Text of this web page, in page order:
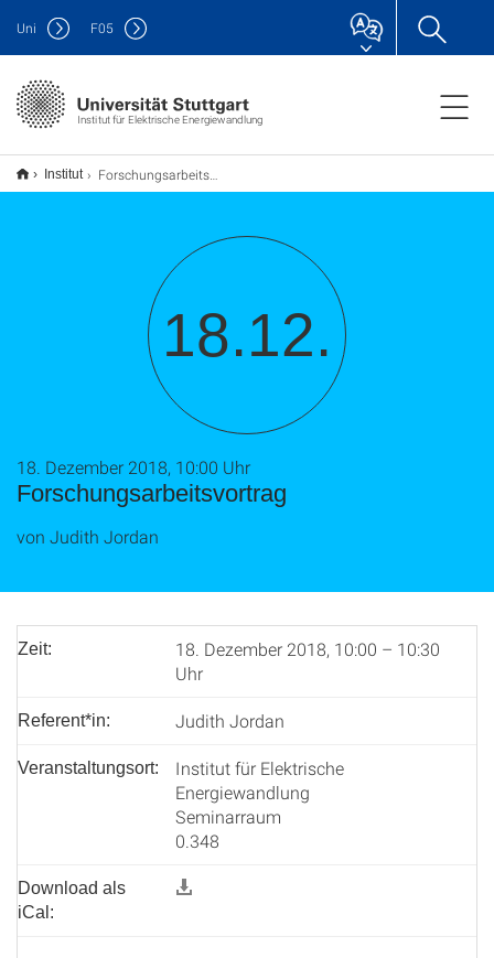
Institut für Elektrische Energiewandlung
Uni F05
Institut Forschungsarbeitsvortrag
18.12.
Forschungsarbeitsvortrag
18. Dezember 2018, 10:00 Uhr
von Judith Jordan
Zeit:
18. Dezember 2018, 10:00 – 10:30
Uhr
Referent*in: Judith Jordan
Veranstaltungsort:
Institut für Elektrische
Energiewandlung
Seminarraum
0.348
Download als
iCal: